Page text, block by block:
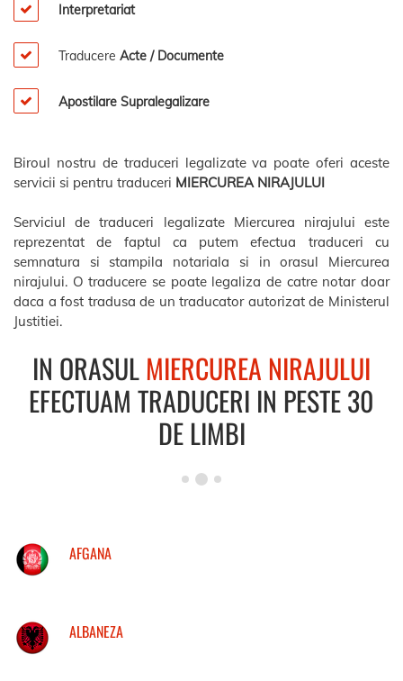
Interpretariat
Traducere Acte / Documente
Apostilare Supralegalizare
Biroul nostru de traduceri legalizate va poate oferi aceste
servicii si pentru traduceri MIERCUREA NIRAJULUI
Serviciul de traduceri legalizate Miercurea nirajului este
reprezentat de faptul ca putem efectua traduceri cu
semnatura si stampila notariala si in orasul Miercurea
nirajului. O traducere se poate legaliza de catre notar doar
daca a fost tradusa de un traducator autorizat de Ministerul
Justitiei.
IN ORASULMIERCUREA NIRAJULUI
EFECTUAM TRADUCERI IN PESTE 30
DE LIMBI
AFGANA
ALBANEZA